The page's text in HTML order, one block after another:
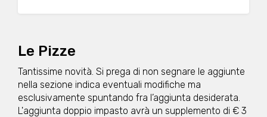
Le Pizze
Tantissime novità. Si prega di non segnare le aggiunte
nella sezione indica eventuali modifiche ma
esclusivamente spuntando fra l’aggiunta desiderata.
L'aggiunta doppio impasto avrà un supplemento di € 3